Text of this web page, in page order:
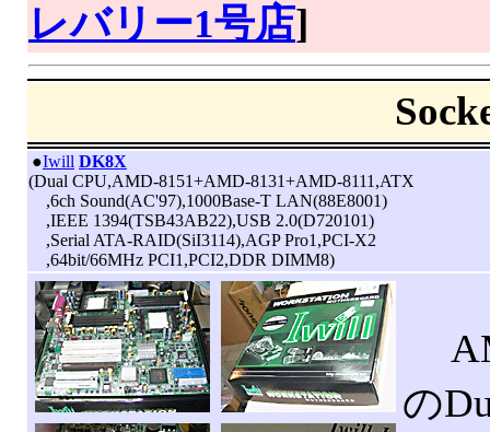
レバリー1号店]
●Iwill DK8X
(Dual CPU,AMD-8151+AMD-8131+AMD-8111,ATX
,6ch Sound(AC'97),1000Base-T LAN(88E8001)
,IEEE 1394(TSB43AB22),USB 2.0(D720101)
,Serial ATA-RAID(SiI3114),AGP Pro1,PCI-X2
,64bit/66MHz PCI1,PCI2,DDR DIMM8)
の